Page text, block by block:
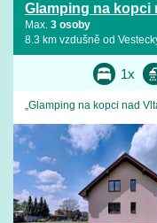
Glamping na kopci
Max. 3 osoby
8.3 km vzdušně od
1x
„Glamping na kopci nad